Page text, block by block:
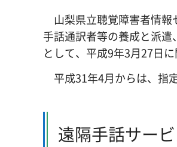
山梨県立聴覚障害者情報
手話通訳者等の養成と派
として、平成9年3月27日に
平成31年4月からは、指
遠隔手話サー